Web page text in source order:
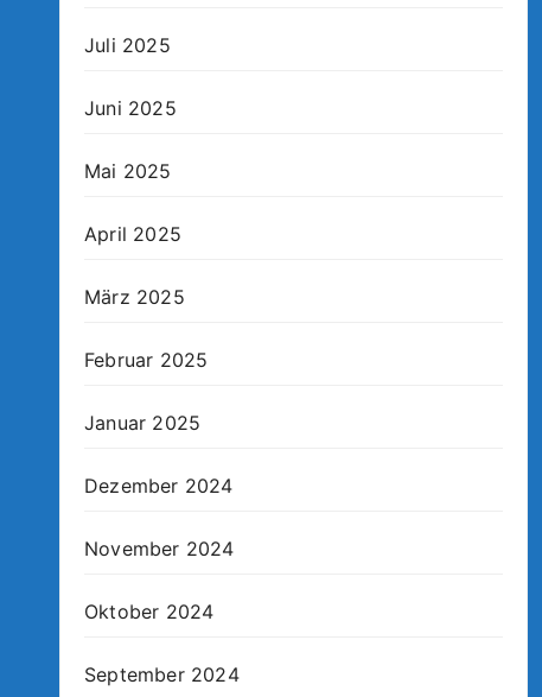
Juli 2025
Juni 2025
Mai 2025
April 2025
März 2025
Februar 2025
Januar 2025
Dezember 2024
November 2024
Oktober 2024
September 2024